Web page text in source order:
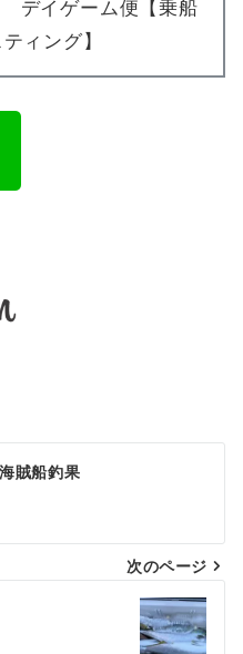
デイゲーム便【乗船
ィング】
賊船釣果
次のページ